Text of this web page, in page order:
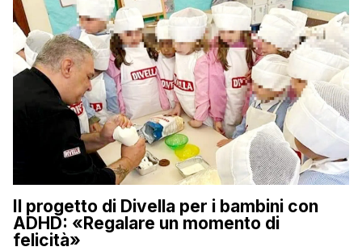
Il progetto di Divella per i bambini con
ADHD: «Regalare un momento di
felicità»